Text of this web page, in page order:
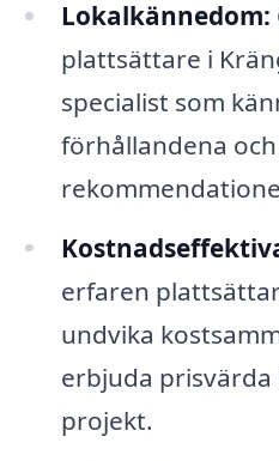
Lokalkännedom:
plattsättare i
specialist som
förhållandena
erfaren
undvika
erbjuda
projekt.